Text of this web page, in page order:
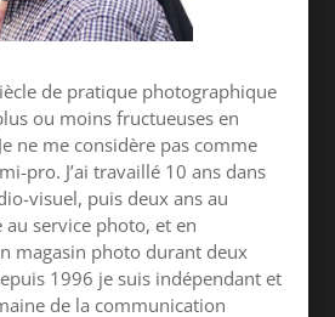
de pratique photographique
ou moins fructueuses en
ne me considère pas comme
pro. J’ai travaillé 10 ans dans
visuel, puis deux ans au
au service photo, et en
magasin photo durant deux
1996 je suis indépendant et
de la communication